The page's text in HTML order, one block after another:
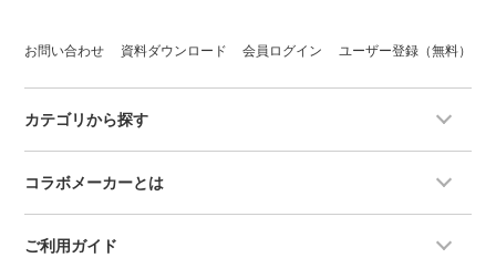
お問い合わせ 資料ダウンロード 会員ログイン ユーザー登録（無料）
カテゴリから探す
コラボメーカーとは
ご利用ガイド